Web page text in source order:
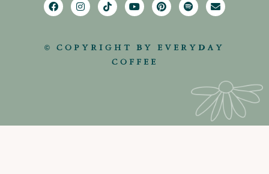
© COPYRIGHT BY EVERYDAY
COFFEE